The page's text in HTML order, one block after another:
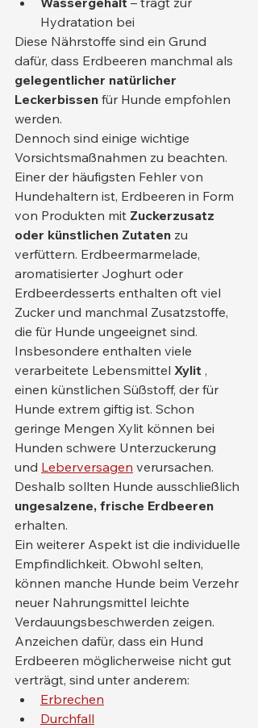
Hydratation bei
Diese Nährstoffe sind ein Grund
dafür, dass Erdbeeren manchmal als
gelegentlicher natürlicher
Leckerbissen für Hunde empfohlen
werden.
Dennoch sind einige wichtige
Vorsichtsmaßnahmen zu beachten.
Einer der häufigsten Fehler von
Hundehaltern ist, Erdbeeren in Form
von Produkten mit Zuckerzusatz
oder künstlichen Zutaten zu
verfüttern. Erdbeermarmelade,
aromatisierter Joghurt oder
Erdbeerdesserts enthalten oft viel
Zucker und manchmal Zusatzstoffe,
die für Hunde ungeeignet sind.
Insbesondere enthalten viele
verarbeitete Lebensmittel Xylit ,
einen künstlichen Süßstoff, der für
Hunde extrem giftig ist. Schon
geringe Mengen Xylit können bei
Hunden schwere Unterzuckerung
und Leberversagen verursachen.
Deshalb sollten Hunde ausschließlich
ungesalzene, frische Erdbeeren
erhalten.
Ein weiterer Aspekt ist die individuelle
Empfindlichkeit. Obwohl selten,
können manche Hunde beim Verzehr
neuer Nahrungsmittel leichte
Verdauungsbeschwerden zeigen.
Anzeichen dafür, dass ein Hund
Erdbeeren möglicherweise nicht gut
verträgt, sind unter anderem:
Erbrechen
Durchfall